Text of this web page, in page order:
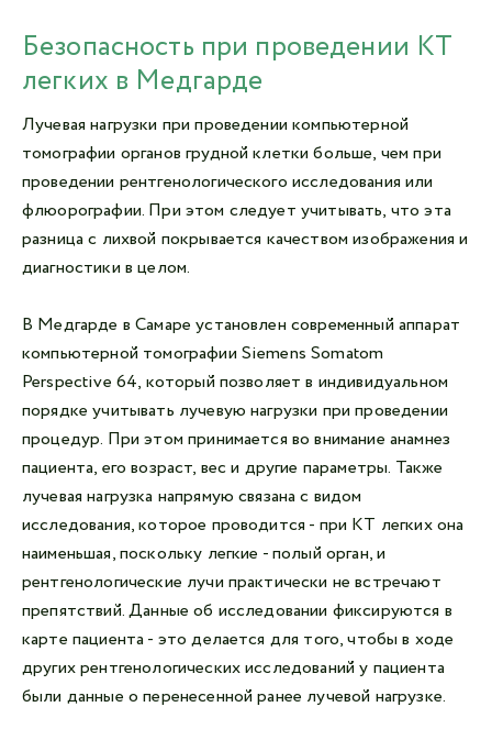
Безопасность при проведении КТ
легких в Медгарде
Лучевая нагрузки при проведении компьютерной
томографии органов грудной клетки больше, чем при
проведении рентгенологического исследования или
флюорографии. При этом следует учитывать, что эта
разница с лихвой покрывается качеством изображения и
диагностики в целом.
В Медгарде в Самаре установлен современный аппарат
компьютерной томографии Siemens Somatom
Perspective 64, который позволяет в индивидуальном
порядке учитывать лучевую нагрузки при проведении
процедур. При этом принимается во внимание анамнез
пациента, его возраст, вес и другие параметры. Также
лучевая нагрузка напрямую связана с видом
исследования, которое проводится - при КТ легких она
наименьшая, поскольку легкие - полый орган, и
рентгенологические лучи практически не встречают
препятствий. Данные об исследовании фиксируются в
карте пациента - это делается для того, чтобы в ходе
других рентгенологических исследований у пациента
были данные о перенесенной ранее лучевой нагрузке.